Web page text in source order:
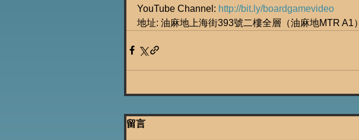
YouTube Channel: http://bit.ly/boardgamevideo
地址: 油麻地上海街393號二樓全層（油麻地MTR A1）
留言